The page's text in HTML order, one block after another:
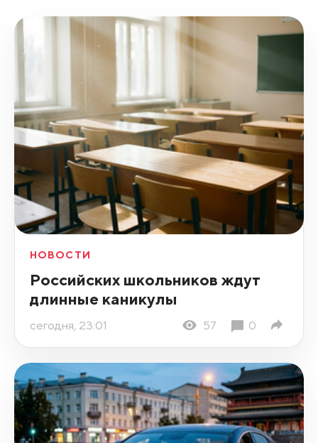
НОВОСТИ
Российских школьников ждут
длинные каникулы
сегодня, 23:01 57 0